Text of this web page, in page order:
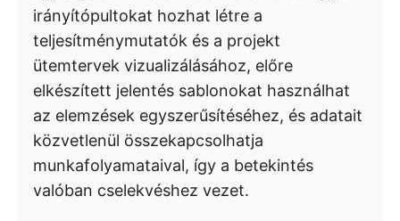
irányítópultokat hozhat létre a
teljesítménymutatók és a projekt
ütemtervek vizualizálásához, előre
elkészített jelentés sablonokat használhat
az elemzések egyszerűsítéséhez, és adatait
közvetlenül összekapcsolhatja
munkafolyamataival, így a betekintés
valóban cselekvéshez vezet.